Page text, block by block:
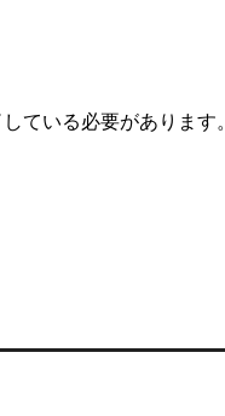
ている必要があります。